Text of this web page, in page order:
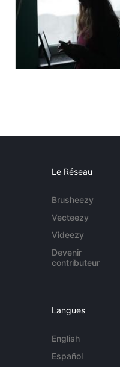
Le Réseau
Brusheezy
Vecteezy
Videezy
Devenir
contributeur
Langues
English
Español